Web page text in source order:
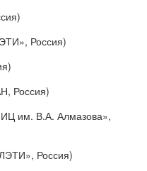
Россия)
Россия)
им. В.А. Алмазова»,
Россия)